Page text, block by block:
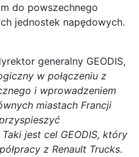
do powszechnego
jednostek napędowych.
generalny GEODIS,
w połączeniu z
i wprowadzeniem
miastach Francji
jest cel GEODIS, który
z Renault Trucks.